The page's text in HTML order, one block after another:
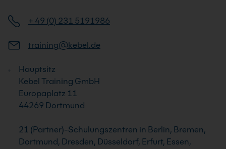
+ 49 (0) 231 5191986
training@kebel.de
Hauptsitz
Kebel Training GmbH
Europaplatz 11
44269 Dortmund
21 (Partner)-Schulungszentren in Berlin, Bremen,
Dortmund, Dresden, Düsseldorf, Erfurt, Essen,